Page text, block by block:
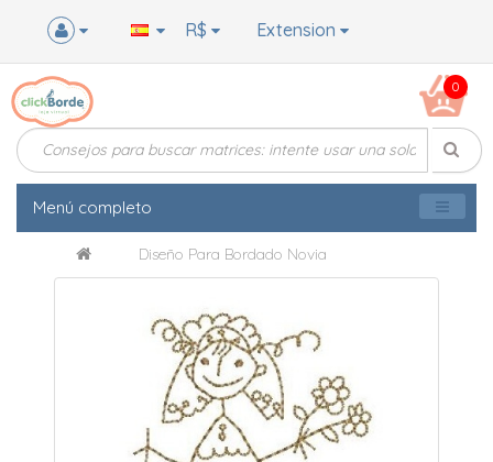
Extension
R$
0
Menú completo
Diseño Para Bordado Novia